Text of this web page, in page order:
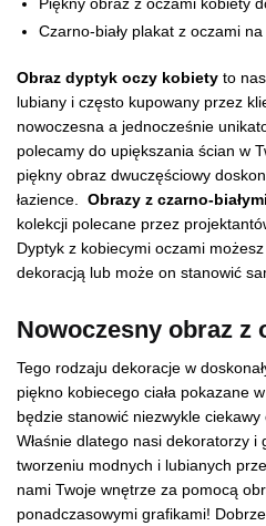
Piękny obraz z oczami kobiety
Czarno-biały plakat z oczami
Obraz dyptyk oczy kobiety to
lubiany i często kupowany przez
nowoczesna a jednocześnie
polecamy do upiększania ścian w
piękny obraz dwuczęściowy
łazience. Obrazy z czarno-
kolekcji polecane przez
Dyptyk z kobiecymi oczami
dekoracją lub może on stanowić
Nowoczesny obraz z
Tego rodzaju dekoracje w
piękno kobiecego ciała pokazane
będzie stanowić niezwykle
Właśnie dlatego nasi dekoratorzy i
tworzeniu modnych i lubianych
nami Twoje wnętrze za pomocą
ponadczasowymi grafikami!